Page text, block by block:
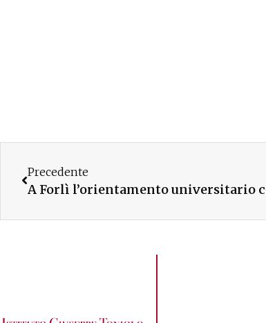
Precedente